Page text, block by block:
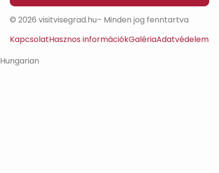
© 2026 visitvisegrad.hu– Minden jog fenntartva
KapcsolatHasznos információkGalériaAdatvédelem
Hungarian